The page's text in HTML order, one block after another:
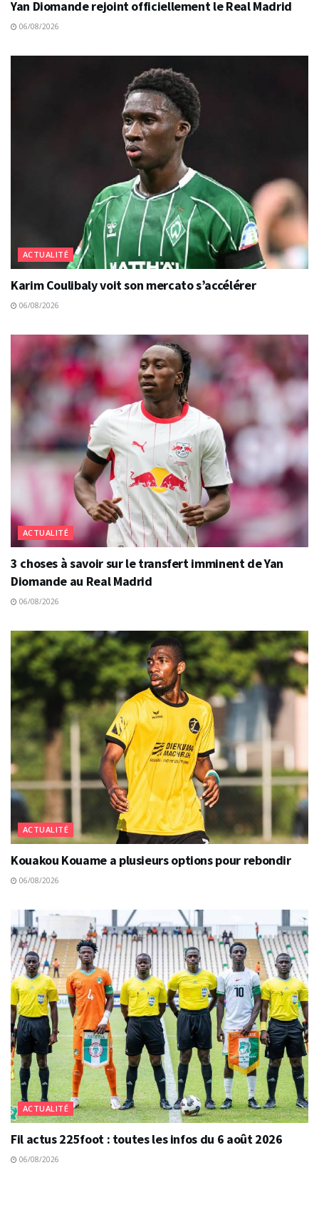
Yan Diomande rejoint officiellement le Real Madrid
06/08/2026
ACTUALITÉ
Karim Coulibaly voit son mercato s’accélérer
06/08/2026
ACTUALITÉ
3 choses à savoir sur le transfert imminent de Yan
Diomande au Real Madrid
06/08/2026
ACTUALITÉ
Kouakou Kouame a plusieurs options pour rebondir
06/08/2026
ACTUALITÉ
Fil actus 225foot : toutes les infos du 6 août 2026
06/08/2026